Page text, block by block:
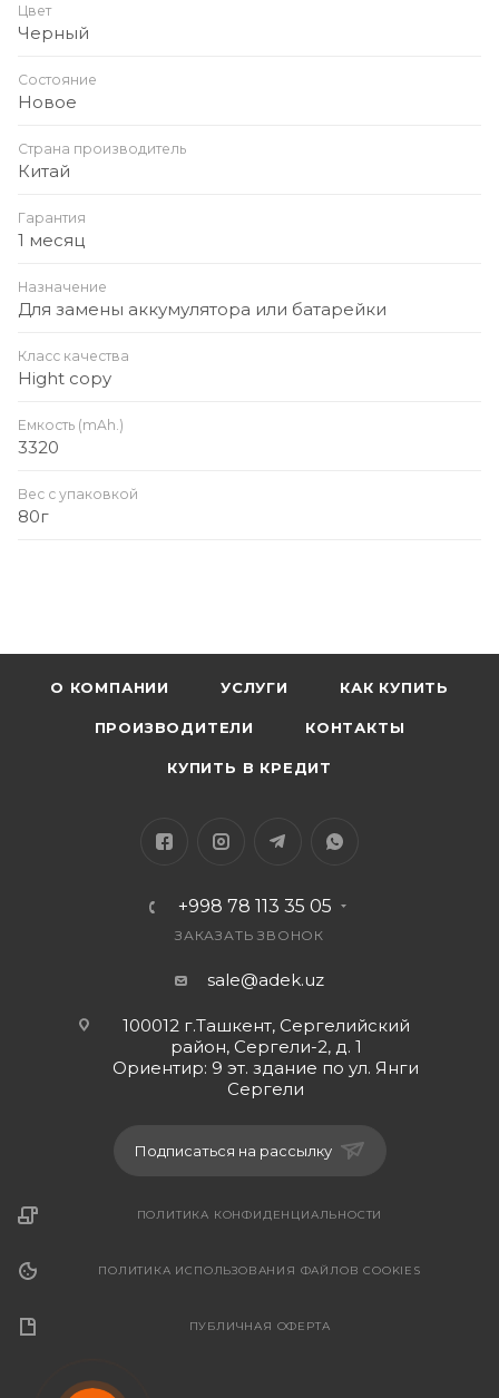
Цвет
Черный
Состояние
Новое
Страна производитель
Китай
Гарантия
1 месяц
Назначение
Для замены аккумулятора или батарейки
Класс качества
Hight copy
Емкость (mAh.)
3320
Вес с упаковкой
80г
О КОМПАНИИ УСЛУГИ КАК КУПИТЬ
ПРОИЗВОДИТЕЛИ КОНТАКТЫ
КУПИТЬ В КРЕДИТ
+998 78 113 35 05
ЗАКАЗАТЬ ЗВОНОК
sale@adek.uz
100012 г.Ташкент, Сергелийский
район, Сергели-2, д. 1
Ориентир: 9 эт. здание по ул. Янги
Сергели
Подписаться на рассылку
ПОЛИТИКА КОНФИДЕНЦИАЛЬНОСТИ
ПОЛИТИКА ИСПОЛЬЗОВАНИЯ ФАЙЛОВ COOKIES
ПУБЛИЧНАЯ ОФЕРТА